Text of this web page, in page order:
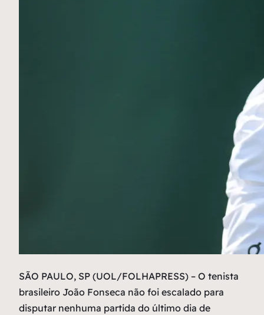
SÃO PAULO, SP (UOL/FOLHAPRESS) – O tenista
brasileiro João Fonseca não foi escalado para
disputar nenhuma partida do último dia de